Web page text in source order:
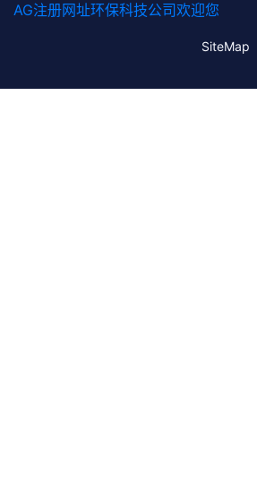
AG注册网址环保科技公司欢迎您
SiteMap